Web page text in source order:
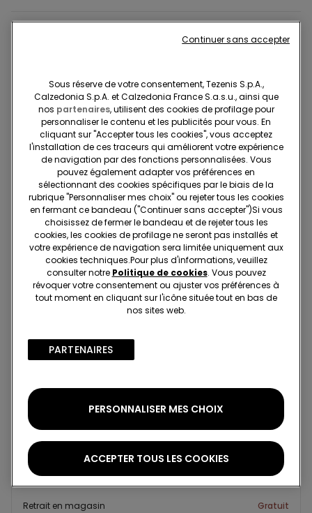
Description Réf. article: 6AC2045
Bonnet 100 % coton doublé doux, sans élastique.
Composition et lavage
Livraisons et retours
Recherchez en boutique
Projet Be The Change : traçabilité
Standard à domicile
Membre du programme fidélité Tezenis Talent 2€
Pour toute commande supérieure à 55€ Livraison gratuite
5 jours ouvrables
Retrait en magasin Gratuit
Sous réserve de votre consentement, Tezenis S.p.A.,
Calzedonia S.p.A. et Calzedonia France S.a.s.u., ainsi que
nos partenaires, utilisent des cookies de profilage pour
personnaliser le contenu et les publicités pour vous. En
cliquant sur "Accepter tous les cookies", vous acceptez
l'installation de ces traceurs qui améliorent votre expérience
de navigation par des fonctions personnalisées. Vous
pouvez également adapter vos préférences en
sélectionnant des cookies spécifiques par le biais de la
rubrique "Personnaliser mes choix" ou rejeter tous les cookies
en fermant ce bandeau ("Continuer sans accepter")​Si vous
choisissez de fermer le bandeau et de rejeter tous les
cookies, les cookies de profilage ne seront pas installés et
votre expérience de navigation sera limitée uniquement aux
cookies techniques.​Pour plus d'informations, veuillez
consulter notre Politique de cookies. Vous pouvez
révoquer votre consentement ou ajuster vos préférences à
tout moment en cliquant sur l'icône située tout en bas de
nos sites web.
PARTENAIRES​
PERSONNALISER MES CHOIX
ACCEPTER TOUS LES COOKIES
Continuer sans accepter